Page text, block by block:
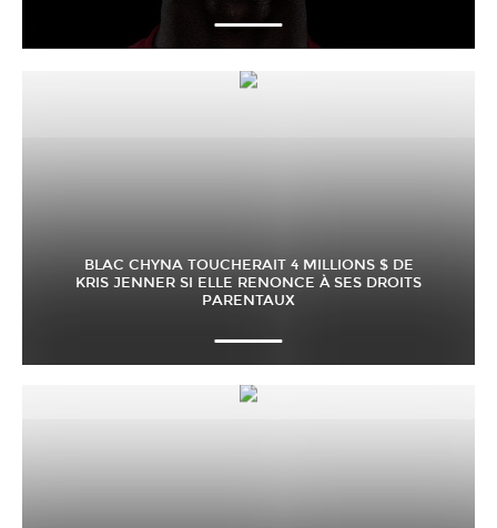
BLAC CHYNA TOUCHERAIT 4 MILLIONS $ DE
KRIS JENNER SI ELLE RENONCE À SES DROITS
PARENTAUX